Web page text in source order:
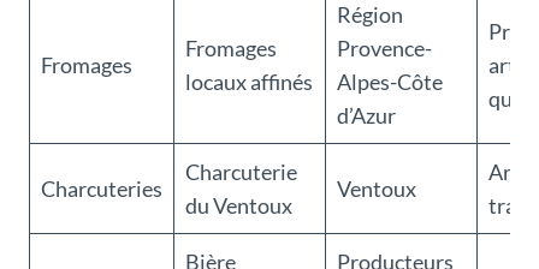
Fromages
Fromages
locaux affinés
Région
Provence-
Alpes-Côte
d’Azur
Charcuteries
Charcuterie
du Ventoux
Ventoux
Bière Producteurs